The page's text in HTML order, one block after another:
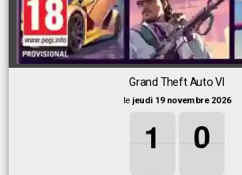
Grand Theft Auto VI
le jeudi 19 novembre 2026
1
1
1
1 0
0
0
0